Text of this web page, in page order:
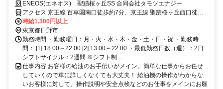
持ちの方は是非、役立ててください！
ENEOS(エネオス) 聖蹟桜ヶ丘SS 合同会社タモツエナジー
アクセス 京王線 百草園南口徒歩約7分、京王線 聖蹟桜ヶ丘西口徒歩
約16分、多摩都市モノレール線 高幡不動出口4徒歩約27分
時給1,300円以上
東京都日野市
勤務時間 ・勤務曜日：月・火・水・木・金・土・日・祝 ・勤務時
間： [1] 18:00～22:00 [2] 13:00～22:00 ・最低勤務日数（週）：2日
シフトサイクル：2週間 ※シフト制...
仕事内容 お客様の給油のお手伝いがメイン。簡単な仕事からお任せ
していくので車に詳しくなくても大丈夫！ 給油機の操作がわからな
いお客様に対して、操作説明や安全点検などのお仕事をメインにお願